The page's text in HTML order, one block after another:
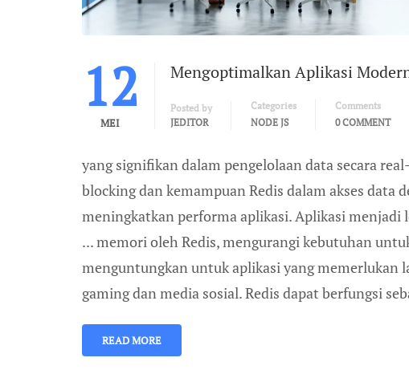
12
MEI
Mengoptimalkan Aplikasi
Posted by
JEDITOR
Categories
NODE JS
Comments
0 COMMENT
yang signifikan dalam pengelolaan data secara
blocking dan kemampuan Redis dalam akses data
meningkatkan performa aplikasi. Aplikasi menjadi
... memori oleh Redis, mengurangi kebutuhan
menguntungkan untuk aplikasi yang
gaming dan media sosial. Redis dapat berfungsi
READ MORE